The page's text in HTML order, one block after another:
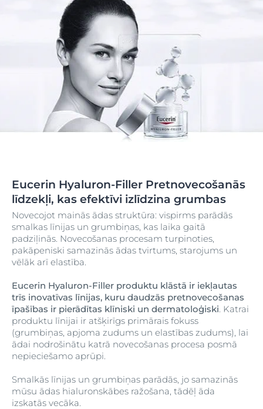
Eucerin Hyaluron-Filler Pretnovecošanās
līdzekļi, kas efektīvi izlīdzina grumbas
Novecojot mainās ādas struktūra: vispirms parādās
smalkas līnijas un grumbiņas, kas laika gaitā
padziļinās. Novecošanas procesam turpinoties,
pakāpeniski samazinās ādas tvirtums, starojums un
vēlāk arī elastība.
Eucerin Hyaluron-Filler produktu klāstā ir iekļautas
trīs inovatīvas līnijas, kuru daudzās pretnovecošanas
īpašības ir pierādītas klīniski un dermatoloģiski. Katrai
produktu līnijai ir atšķirīgs primārais fokuss
(grumbiņas, apjoma zudums un elastības zudums), lai
ādai nodrošinātu katrā novecošanas procesa posmā
nepieciešamo aprūpi.
Smalkās līnijas un grumbiņas parādās, jo samazinās
mūsu ādas hialuronskābes ražošana, tādēļ āda
izskatās vecāka.